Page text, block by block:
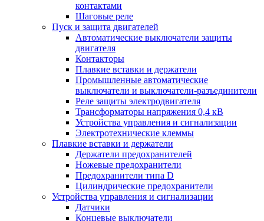
контактами
Шаговые реле
Пуск и защита двигателей
Автоматические выключатели защиты
двигателя
Контакторы
Плавкие вставки и держатели
Промышленные автоматические
выключатели и выключатели-разъединители
Реле защиты электродвигателя
Трансформаторы напряжения 0,4 кВ
Устройства управления и сигнализации
Электротехнические клеммы
Плавкие вставки и держатели
Держатели предохранителей
Ножевые предохранители
Предохранители типа D
Цилиндрические предохранители
Устройства управления и сигнализации
Датчики
Концевые выключатели